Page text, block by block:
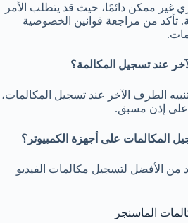
ممكن دائمًا، حيث قد يتطلب الأمر
تأكد من مراجعة قوانين الخصوصية
عند تسجيل المكالمة؟
الطرف الآخر عند تسجيل المكالمات،
على إذن مسبق.
المكالمات على أجهزة الكمبيوتر؟
من الأفضل لتسجيل مكالمات الفيديو
الماسنجر